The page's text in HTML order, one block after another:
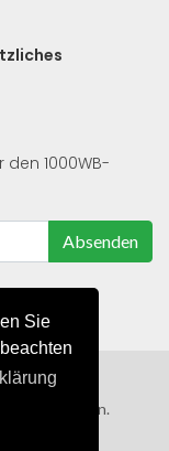
Sie
den 1000WB-
Absenden
vorbehalten.